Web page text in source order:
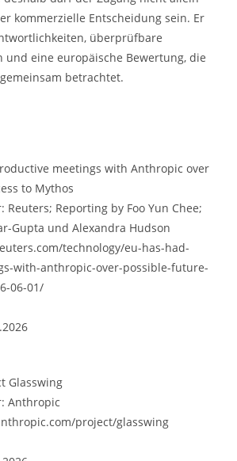
kommerzielle Entscheidung sein. Er
überprüfbare
und eine europäische Bewertung, die
betrachtet.
meetings with Anthropic over
to Mythos
Reuters; Reporting by Foo Yun Chee;
Gupta und Alexandra Hudson
technology/eu-has-had-
with-anthropic-over-possible-future-
06-01/
Glasswing
Anthropic
project/glasswing